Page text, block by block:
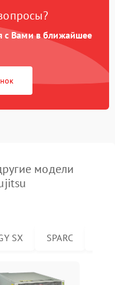
с Вами в ближайшее
модели
SX SPARC